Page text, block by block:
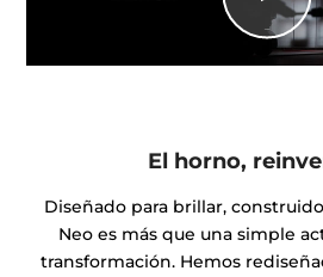
El horno,
Diseñado para brillar,
Neo es más que una simple
transformación. Hemos